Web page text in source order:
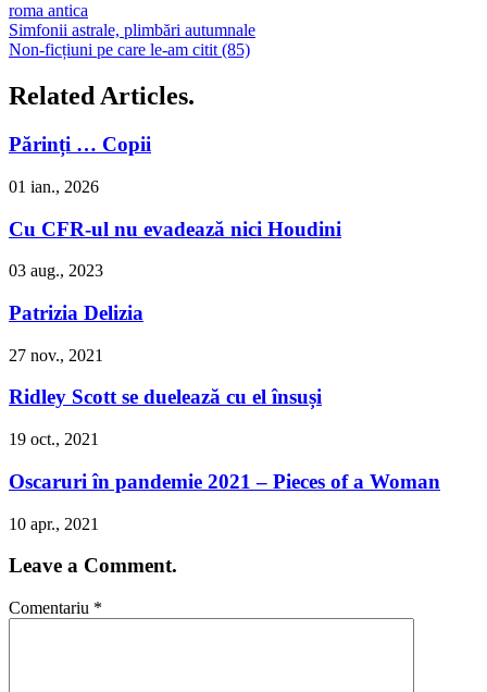
roma antica
Simfonii astrale, plimbări autumnale
Non-ficțiuni pe care le-am citit (85)
Related Articles.
Părinți … Copii
01 ian., 2026
Cu CFR-ul nu evadează nici Houdini
03 aug., 2023
Patrizia Delizia
27 nov., 2021
Ridley Scott se duelează cu el însuși
19 oct., 2021
Oscaruri în pandemie 2021 – Pieces of a Woman
10 apr., 2021
Leave a Comment.
Comentariu *